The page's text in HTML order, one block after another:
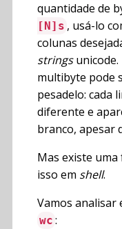
quantidade de
[N]s , usá-lo
colunas
stringsunicode.
multibyte pode
pesadelo: cada
diferente e
branco, apesar
Mas existe
isso em shell.
Vamos analisar
wc :